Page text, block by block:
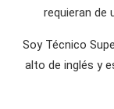
requieran de
Soy Técnico
alto de inglés y